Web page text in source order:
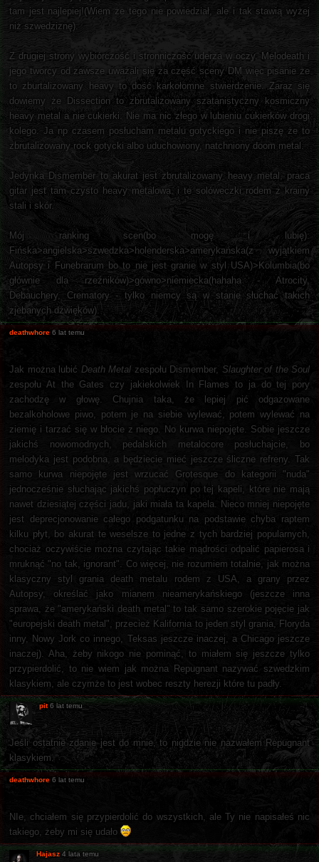
tam jest najlepiej!(Wiem że tego nie powiedział, ale i tak stawią wyżej
niż szwedziznę).
Z drugiej strony wybiórczość i stronniczość uderza w oczy. Melodeath i
jego tworcy od zawsze uważali się za część sceny DM więc pisanie że
to zburtalizowany heavy to dość karkołomne stwierdzenie. Zaraz się
dowiemy że Dissection to zbrutalizowany szatanistyczny kosmiczny
heavy metal a nie cukierki. Nie ma nic złego w lubieniu cukierków drogi
kolego. Ja np czasem posłucham metalu gotyckiego i nie piszę że to
zbrutalizowany rock gotycki albo uduchowiony, natchniony doom metal.
Jedynka Dismember to akurat jest zbrutalizowany heavy metal, praca
gitar jest tam czysto heavy metalowa, i te solóweczki rodem z krainy
stali i skór.
Mój ranking scen(bo mogę i lubię):
Fińska>angielska>szwedzka>holenderska>amerykańska(z wyjątkiem
Autopsy i Funebrarum bo to nie jest granie w styl USA)>Kolumbia(bo
głównie dla rzeźników)>gówno>niemiecka(hahaha - Atrocity,
Debauchery, Crematory - tylko niemcy są w stanie słuchać takich
zjebanych dźwięków).
deathwhore 6 lat temu
Jak można lubić Death Metal zespołu Dismember, Slaughter of the Soul
zespołu At the Gates czy jakiekolwiek In Flames to ja do tej pory
zachodzę w głowę. Chujnia taka, że lepiej pić odgazowane
bezalkoholowe piwo, potem je na siebie wylewać, potem wylewać na
ziemię i tarzać się w błocie z niego. No kurwa niepojęte. Sobie jeszcze
jakichś nowomodnych, pedalskich metalocore posłuchajcie, bo
melodyka jest podobna, a będziecie mieć jeszcze śliczne refreny. Tak
samo kurwa niepojęte jest wrzucać Grotesque do kategorii "nuda"
jednocześnie słuchając jakichś popłuczyn po tej kapeli, które nie mają
nawet dziesiątej części jadu, jaki miała ta kapela. Nieco mniej niepojęte
jest deprecjonowanie całego podgatunku na podstawie chyba raptem
kilku płyt, bo akurat te weselsze to jedne z tych bardziej popularnych,
chociaż oczywiście można czytając takie mądrości odpalić papierosa i
mruknąć "no tak, ignorant". Co więcej, nie rozumiem totalnie, jak można
klasyczny styl grania death metalu rodem z USA, a grany przez
Autopsy, określać jako mianem nieamerykańskiego (jeszcze inna
sprawa, że "amerykański death metal" to tak samo szerokie pojęcie jak
"europejski death metal", przecież Kalifornia to jeden styl grania, Floryda
inny, Nowy Jork co innego, Teksas jeszcze inaczej, a Chicago jeszcze
inaczej). Aha, żeby nikogo nie pominąć, to miałem się jeszcze tylko
przypierdolić, to nie wiem jak można Repugnant nazywać szwedzkim
klasykiem, ale czymże to jest wobec reszty herezji które tu padły.
pit 6 lat temu
Jeśli ostatnie zdanie jest do mnie, to nigdzie nie nazwałem Repugnant
klasykiem.
deathwhore 6 lat temu
NIe, chciałem się przypierdolić do wszystkich, ale Ty nie napisałeś nic
takiego, żeby mi się udało
Hajasz 4 lata temu